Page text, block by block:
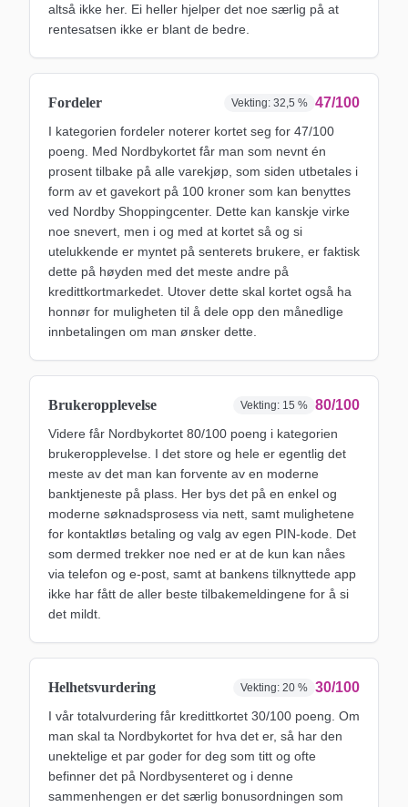
altså ikke her. Ei heller hjelper det noe særlig på at
rentesatsen ikke er blant de bedre.
Fordeler Vekting: 32,5 % 47/100
I kategorien fordeler noterer kortet seg for 47/100
poeng. Med Nordbykortet får man som nevnt én
prosent tilbake på alle varekjøp, som siden utbetales i
form av et gavekort på 100 kroner som kan benyttes
ved Nordby Shoppingcenter. Dette kan kanskje virke
noe snevert, men i og med at kortet så og si
utelukkende er myntet på senterets brukere, er faktisk
dette på høyden med det meste andre på
kredittkortmarkedet. Utover dette skal kortet også ha
honnør for muligheten til å dele opp den månedlige
innbetalingen om man ønsker dette.
Brukeropplevelse Vekting: 15 % 80/100
Videre får Nordbykortet 80/100 poeng i kategorien
brukeropplevelse. I det store og hele er egentlig det
meste av det man kan forvente av en moderne
banktjeneste på plass. Her bys det på en enkel og
moderne søknadsprosess via nett, samt mulighetene
for kontaktløs betaling og valg av egen PIN-kode. Det
som dermed trekker noe ned er at de kun kan nåes
via telefon og e-post, samt at bankens tilknyttede app
ikke har fått de aller beste tilbakemeldingene for å si
det mildt.
Helhetsvurdering Vekting: 20 % 30/100
I vår totalvurdering får kredittkortet 30/100 poeng. Om
man skal ta Nordbykortet for hva det er, så har den
unektelige et par goder for deg som titt og ofte
befinner det på Nordbysenteret og i denne
sammenhengen er det særlig bonusordningen som